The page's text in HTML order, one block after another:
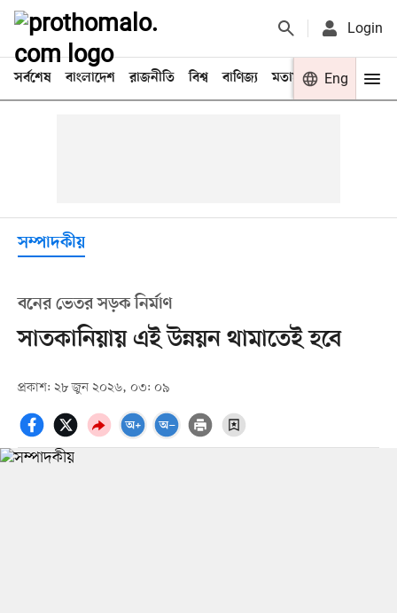
Login
সর্বশেষ বাংলাদেশ রাজনীতি বিশ্ব বাণিজ্য মতামত খেলা
Eng
সম্পাদকীয়
বনের ভেতর সড়ক নির্মাণ
সাতকানিয়ায় এই উন্নয়ন থামাতেই হবে
প্রকাশ: ২৮ জুন ২০২৬, ০৩: ০৯